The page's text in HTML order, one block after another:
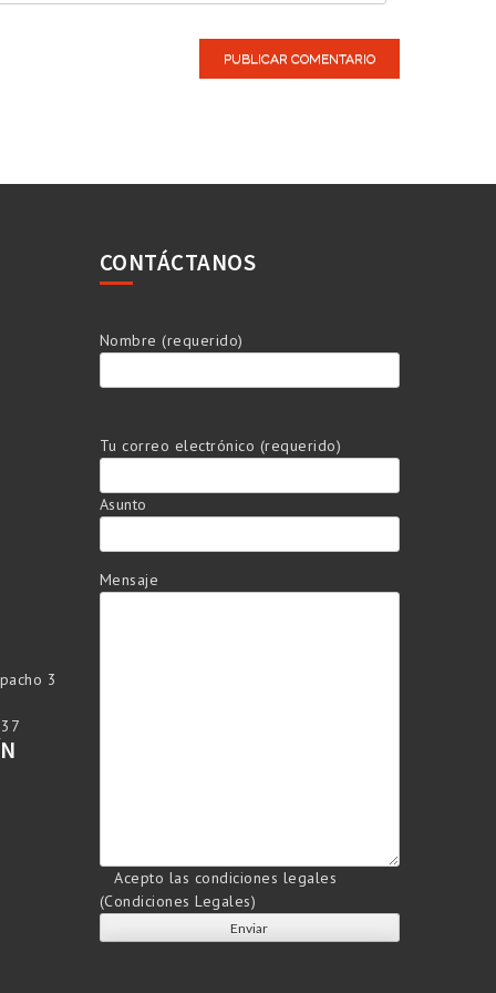
3
CONTÁCTANOS
Nombre (requerido)
Tu correo electrónico (requerido)
Asunto
Mensaje
Acepto las condiciones legales
(Condiciones Legales)